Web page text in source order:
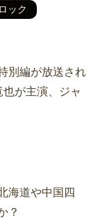
ック
別編が放送され
が主演、ジャ
海道や中国四
？